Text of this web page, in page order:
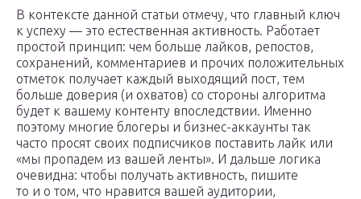
В контексте данной статьи отмечу, что главный ключ
к успеху — это естественная активность. Работает
простой принцип: чем больше лайков, репостов,
сохранений, комментариев и прочих положительных
отметок получает каждый выходящий пост, тем
больше доверия (и охватов) со стороны алгоритма
будет к вашему контенту впоследствии. Именно
поэтому многие блогеры и бизнес-аккаунты так
часто просят своих подписчиков поставить лайк или
«мы пропадем из вашей ленты». И дальше логика
очевидна: чтобы получать активность, пишите
то и о том, что нравится вашей аудитории,